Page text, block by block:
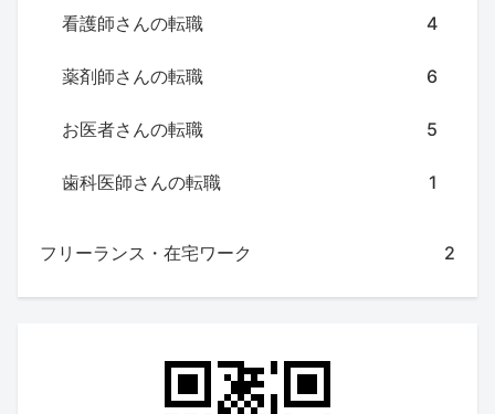
看護師さんの転職 4
薬剤師さんの転職 6
お医者さんの転職 5
歯科医師さんの転職 1
フリーランス・在宅ワーク 2